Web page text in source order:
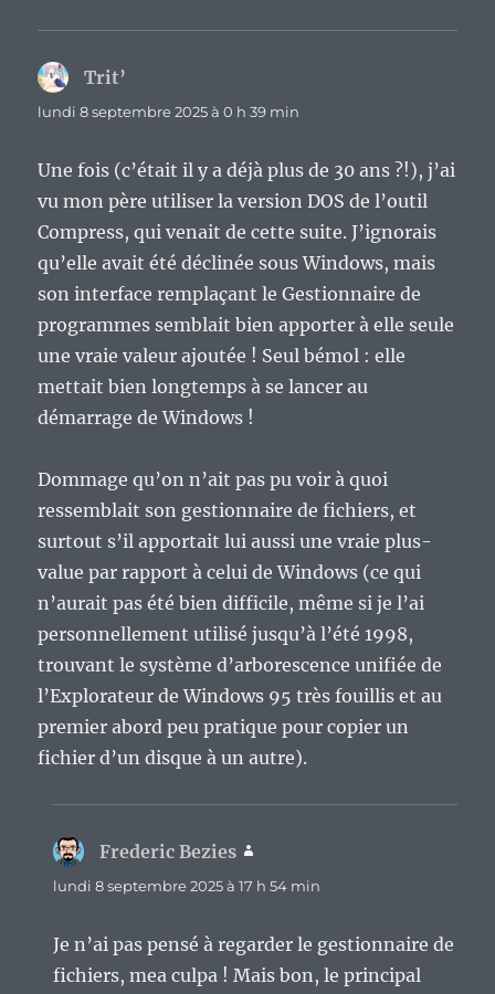
Trit’
lundi 8 septembre 2025 à 0 h 39 min
Une fois (c’était il y a déjà plus de 30 ans ?!), j’ai
vu mon père utiliser la version DOS de l’outil
Compress, qui venait de cette suite. J’ignorais
qu’elle avait été déclinée sous Windows, mais
son interface remplaçant le Gestionnaire de
programmes semblait bien apporter à elle seule
une vraie valeur ajoutée ! Seul bémol : elle
mettait bien longtemps à se lancer au
démarrage de Windows !
Dommage qu’on n’ait pas pu voir à quoi
ressemblait son gestionnaire de fichiers, et
surtout s’il apportait lui aussi une vraie plus-
value par rapport à celui de Windows (ce qui
n’aurait pas été bien difficile, même si je l’ai
personnellement utilisé jusqu’à l’été 1998,
trouvant le système d’arborescence unifiée de
l’Explorateur de Windows 95 très fouillis et au
premier abord peu pratique pour copier un
fichier d’un disque à un autre).
Frederic Bezies
lundi 8 septembre 2025 à 17 h 54 min
Je n’ai pas pensé à regarder le gestionnaire de
fichiers, mea culpa ! Mais bon, le principal